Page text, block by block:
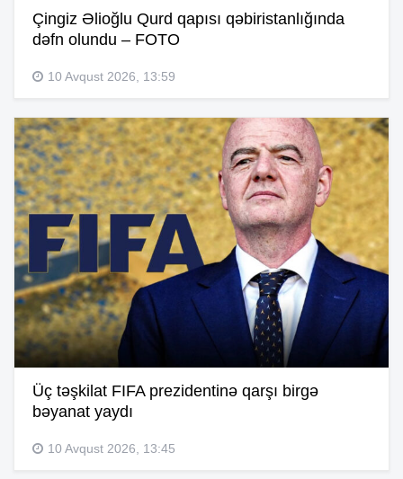
Çingiz Əlioğlu Qurd qapısı qəbiristanlığında
dəfn olundu – FOTO
10 Avqust 2026, 13:59
Üç təşkilat FIFA prezidentinə qarşı birgə
bəyanat yaydı
10 Avqust 2026, 13:45